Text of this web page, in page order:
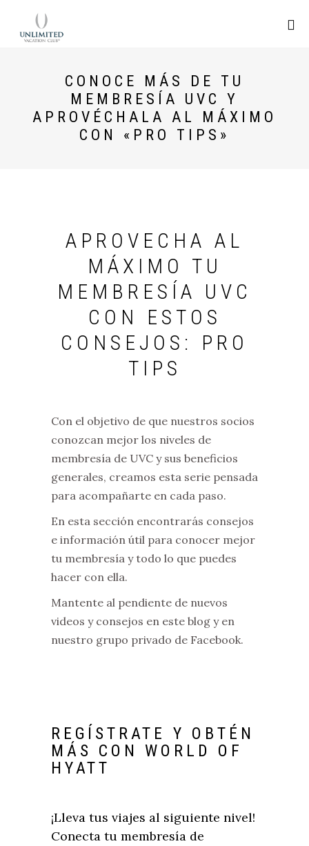
CONOCE MÁS DE TU
MEMBRESÍA UVC Y
APROVÉCHALA AL MÁXIMO
CON «PRO TIPS»
APROVECHA AL
MÁXIMO TU
MEMBRESÍA UVC
CON ESTOS
CONSEJOS: PRO
TIPS
Con el objetivo de que nuestros socios
conozcan mejor los niveles de
membresía de UVC y sus beneficios
generales, creamos esta serie pensada
para acompañarte en cada paso.
En esta sección encontrarás consejos
e información útil para conocer mejor
tu membresía y todo lo que puedes
hacer con ella.
Mantente al pendiente de nuevos
videos y consejos en este blog y en
nuestro grupo privado de Facebook.
REGÍSTRATE Y OBTÉN
MÁS CON WORLD OF
HYATT
¡Lleva tus viajes al siguiente nivel!
Conecta tu membresía de